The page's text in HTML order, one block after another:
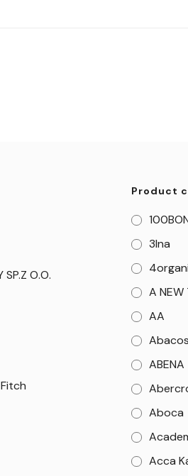
SP.Z O.O.
Product
3Ina
A NEW
AA
ABENA
Aboca
Acca